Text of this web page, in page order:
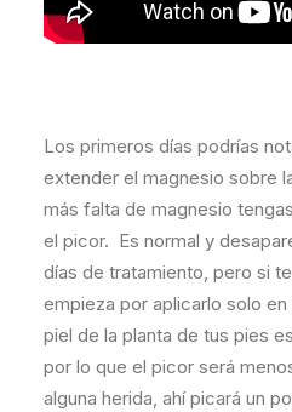
Los primeros días podrías
extender el magnesio sobre
más falta de magnesio
el picor. Es normal y
días de tratamiento, pero si
empieza por aplicarlo solo
piel de la planta de tus pies
por lo que el picor será
alguna herida, ahí picará un